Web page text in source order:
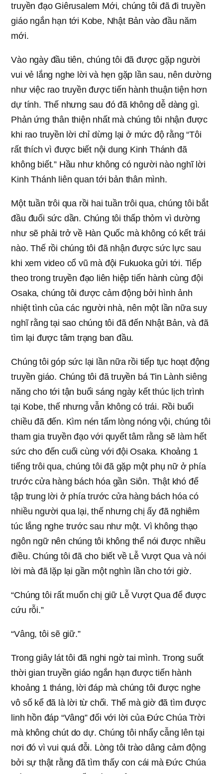
truyền đạo Giêrusalem Mới, chúng tôi đã đi truyền
giáo ngắn hạn tới Kobe, Nhật Bản vào đầu năm
mới.
Vào ngày đầu tiên, chúng tôi đã được gặp người
vui vẻ lắng nghe lời và hẹn gặp lần sau, nên dường
như việc rao truyền được tiến hành thuận tiện hơn
dự tính. Thế nhưng sau đó đã không dễ dàng gì.
Phản ứng thân thiện nhất mà chúng tôi nhận được
khi rao truyền lời chỉ dừng lại ở mức độ rằng “Tôi
rất thích vì được biết nội dung Kinh Thánh đã
không biết.” Hầu như không có người nào nghĩ lời
Kinh Thánh liên quan tới bản thân mình.
Một tuần trôi qua rồi hai tuần trôi qua, chúng tôi bắt
đầu đuối sức dần. Chúng tôi thấp thỏm vì dường
như sẽ phải trở về Hàn Quốc mà không có kết trái
nào. Thế rồi chúng tôi đã nhận được sức lực sau
khi xem video cổ vũ mà đội Fukuoka gửi tới. Tiếp
theo trong truyền đạo liên hiệp tiến hành cùng đội
Osaka, chúng tôi được cảm động bởi hình ảnh
nhiệt tình của các người nhà, nên một lần nữa suy
nghĩ rằng tại sao chúng tôi đã đến Nhật Bản, và đã
tìm lại được tâm trạng ban đầu.
Chúng tôi góp sức lại lần nữa rồi tiếp tục hoạt động
truyền giáo. Chúng tôi đã truyền bá Tin Lành siêng
năng cho tới tận buổi sáng ngày kết thúc lịch trình
tại Kobe, thế nhưng vẫn không có trái. Rồi buổi
chiều đã đến. Kìm nén tấm lòng nóng vội, chúng tôi
tham gia truyền đạo với quyết tâm rằng sẽ làm hết
sức cho đến cuối cùng với đội Osaka. Khoảng 1
tiếng trôi qua, chúng tôi đã gặp một phụ nữ ở phía
trước cửa hàng bách hóa gần Siôn. Thật khó để
tập trung lời ở phía trước cửa hàng bách hóa có
nhiều người qua lại, thế nhưng chị ấy đã nghiêm
túc lắng nghe trước sau như một. Vì không thạo
ngôn ngữ nên chúng tôi không thể nói được nhiều
điều. Chúng tôi đã cho biết về Lễ Vượt Qua và nói
lời mà đã lặp lại gần một nghìn lần cho tới giờ.
“Chúng tôi rất muốn chị giữ Lễ Vượt Qua để được
cứu rỗi.”
“Vâng, tôi sẽ giữ.”
Trong giây lát tôi đã nghi ngờ tai mình. Trong suốt
thời gian truyền giáo ngắn hạn được tiến hành
khoảng 1 tháng, lời đáp mà chúng tôi được nghe
vô số kể đã là lời từ chối. Thế mà giờ đã tìm được
linh hồn đáp “Vâng” đối với lời của Đức Chúa Trời
mà không chút do dự. Chúng tôi nhẩy cẫng lên tại
nơi đó vì vui quá đỗi. Lòng tôi trào dâng cảm động
bởi sự thật rằng đã tìm thấy con cái mà Đức Chúa